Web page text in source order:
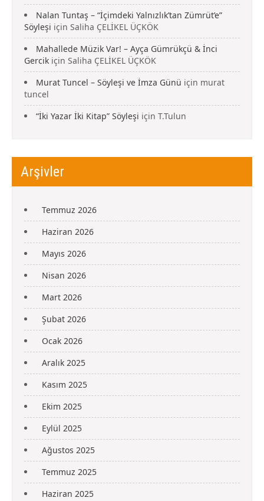
Nalan Tuntaş – “İçimdeki Yalnızlık’tan Zümrüt’e”
Söyleşi için Saliha ÇELİKEL ÜÇKÖK
Mahallede Müzik Var! – Ayça Gümrükçü & İnci
Gercik için Saliha ÇELİKEL ÜÇKÖK
Murat Tuncel – Söyleşi ve İmza Günü için murat
tuncel
“İki Yazar İki Kitap” Söyleşi için T.Tulun
Arşivler
Temmuz 2026
Haziran 2026
Mayıs 2026
Nisan 2026
Mart 2026
Şubat 2026
Ocak 2026
Aralık 2025
Kasım 2025
Ekim 2025
Eylül 2025
Ağustos 2025
Temmuz 2025
Haziran 2025